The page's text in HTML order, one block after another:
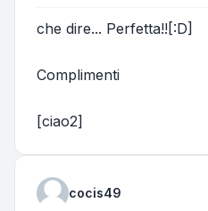
che dire... Perfetta!![:D]
Complimenti
[ciao2]
cocis49